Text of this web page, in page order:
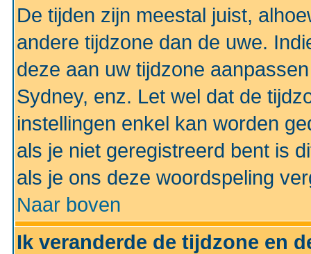
De tijden zijn meestal juist,
andere tijdzone dan de uwe.
deze aan uw tijdzone
Sydney, enz. Let wel dat de
instellingen enkel kan worden
als je niet geregistreerd bent is
als je ons deze woordspeling
Naar boven
Ik veranderde de tijdzone en